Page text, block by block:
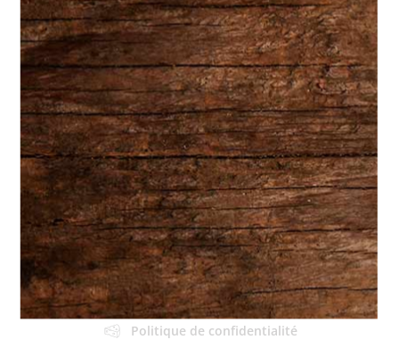
À propos
Produits & Services
Plats préparés
Fromages & Charcuteries
Autres produits
Boîte à lunch
Épicerie fine
Autres Produits
Buffet
Contact
Conditions d'utilisation
Politique de confidentialité